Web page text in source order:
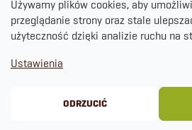
Używamy plików cookies, aby
przeglądanie strony oraz stale
użyteczność dzięki analizie ruchu na
Ustawienia
ODRZUCIĆ
Regulamin
Copyright 2026